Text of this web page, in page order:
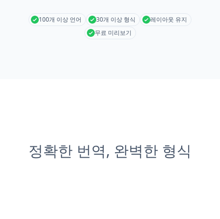
100개 이상 언어 30개 이상 형식
레이아웃 유지
무료 미리보기
정확한 번역, 완벽한 형식